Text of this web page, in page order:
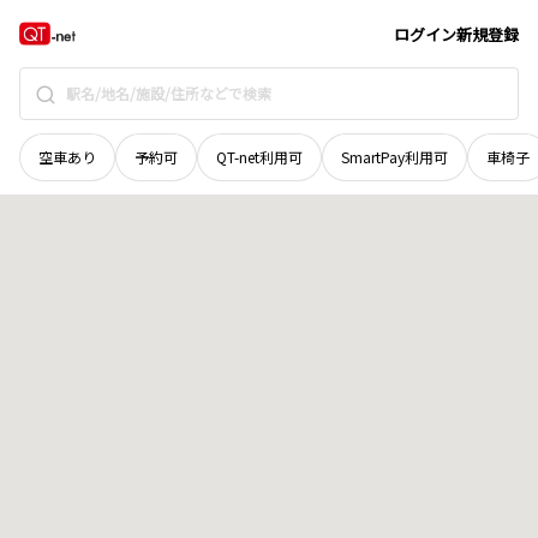
ログイン新規登録
空車あり 予約可 QT-net利用可 SmartPay利用可 車椅子
岩手県